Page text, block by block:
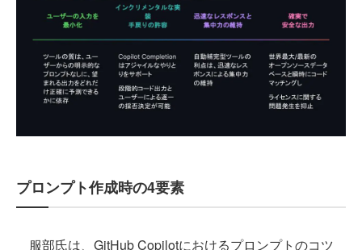
プロンプト作成時の4要素
服部氏は、GitHub Copilotにおけるプロンプトのコツ